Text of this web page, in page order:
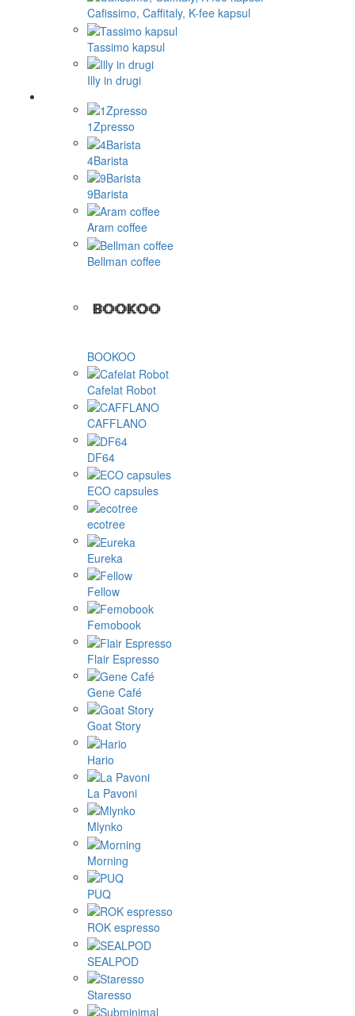
Cafissimo, Caffitaly, K-fee kapsul
Tassimo kapsul
Illy in drugi
1Zpresso
4Barista
9Barista
Aram coffee
Bellman coffee
BOOKOO
Cafelat Robot
CAFFLANO
DF64
ECO capsules
ecotree
Eureka
Fellow
Femobook
Flair Espresso
Gene Café
Goat Story
Hario
La Pavoni
Mlynko
Morning
PUQ
ROK espresso
SEALPOD
Staresso